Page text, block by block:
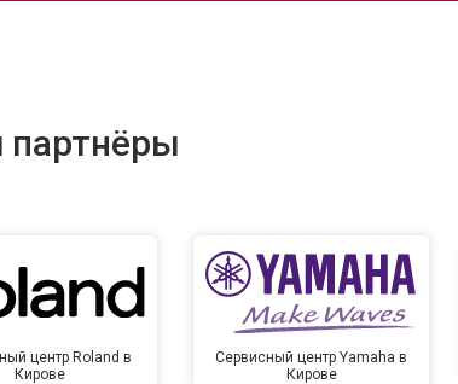
центр Roland в
Кирове
Сервисный центр Yamaha в
Кирове